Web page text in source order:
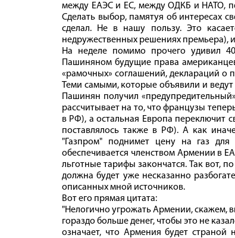
между ЕАЭС и ЕС, между ОДКБ и НАТО,
Сделать выбор, памятуя об интересах
сделал. Не в нашу пользу. Это
недружественных решениях премьера),
На неделе помимо прочего удивил
Пашиняном будущие права
«рамочных» соглашений, деклараций о
Теми самыми, которые объявили и
Пашинян получил
рассчитывает на то, что французы
в РФ), а остальная Европа переключит
поставлялось также в РФ). А как
"Газпром" поднимет цену на газ для
обеспечивается членством Армении в
льготные тарифы закончатся. Так вот,
должна будет уже несказанно
описанных мной источников.
Вот его прямая цитата:
"Нелогично угрожать Армении, скажем,
гораздо больше денег, чтобы это не
означает, что Армения будет